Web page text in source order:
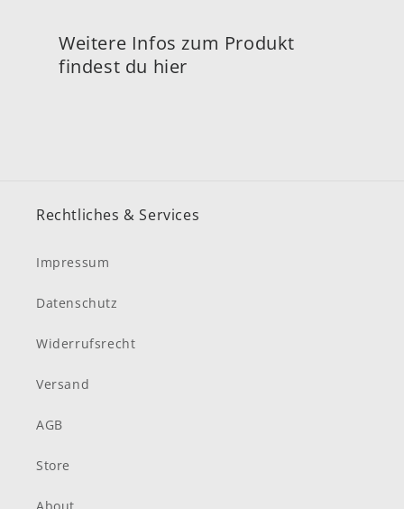
Weitere Infos zum Produkt
findest du hier
Rechtliches & Services
Impressum
Datenschutz
Widerrufsrecht
Versand
AGB
Store